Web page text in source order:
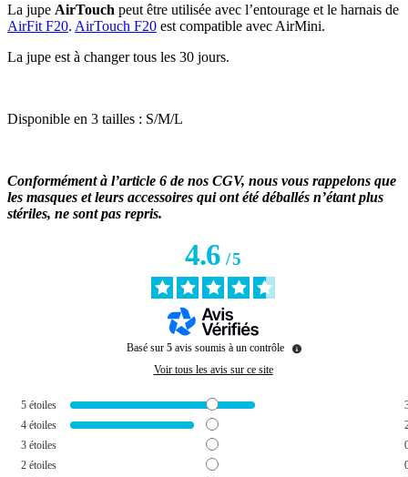
La jupe AirTouch peut être utilisée avec l’entourage et le harnais de
AirFit F20. AirTouch F20 est compatible avec AirMini.
La jupe est à changer tous les 30 jours.
Disponible en 3 tailles : S/M/L
Conformément à l’article 6 de nos CGV, nous vous rappelons que
les masques et leurs accessoires qui ont été déballés n’étant plus
stériles, ne sont pas repris.
4.6/5
Basé sur 5 avis soumis à un contrôle
Voir tous les avis sur ce site
5 étoiles
4 étoiles
3 étoiles
2 étoiles